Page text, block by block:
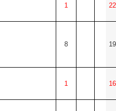
1
8
1